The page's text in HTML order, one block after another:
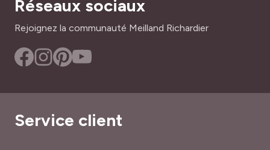
Réseaux sociaux
Rejoignez la communauté Meilland Richardier
Service client